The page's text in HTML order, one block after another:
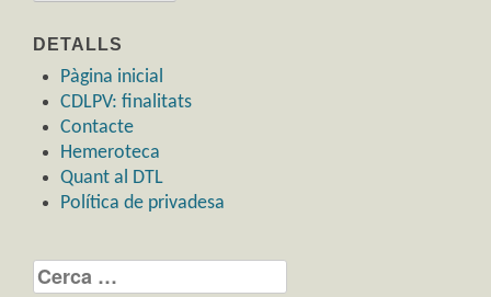
DETALLS
Pàgina inicial
CDLPV: finalitats
Contacte
Hemeroteca
Quant al DTL
Política de privadesa
Cerca: